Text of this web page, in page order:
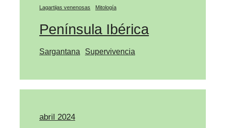
Lagartijas venenosas Mitología
Península Ibérica
Sargantana Supervivencia
abril 2024